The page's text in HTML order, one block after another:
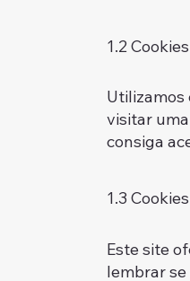
1.2
Utilizamos
visitar
1.3
Este site
lembrar